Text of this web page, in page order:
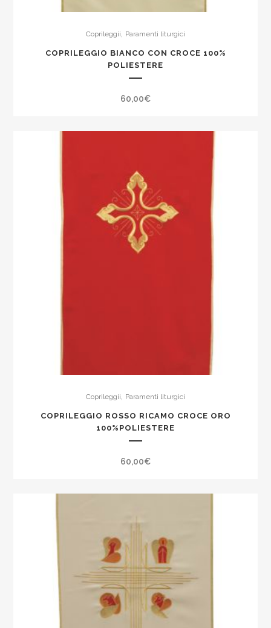
Coprileggii Paramenti liturgici
COPRILEGGIO BIANCO CON CROCE 100%
POLIESTERE
60,00€
Coprileggii Paramenti liturgici
COPRILEGGIO ROSSO RICAMO CROCE ORO
100%POLIESTERE
60,00€